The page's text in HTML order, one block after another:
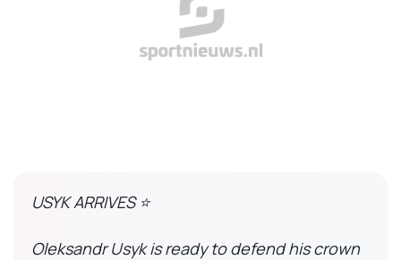
USYK ARRIVES ⭐️
Oleksandr Usyk is ready to defend his crown